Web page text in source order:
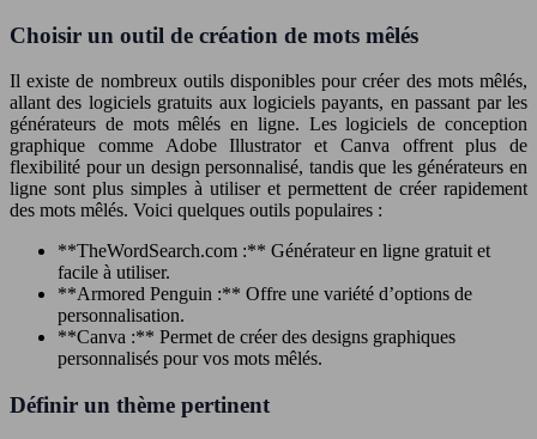
Choisir un outil de création de mots mêlés
Il existe de nombreux outils disponibles pour créer des mots mêlés,
allant des logiciels gratuits aux logiciels payants, en passant par les
générateurs de mots mêlés en ligne. Les logiciels de conception
graphique comme Adobe Illustrator et Canva offrent plus de
flexibilité pour un design personnalisé, tandis que les générateurs en
ligne sont plus simples à utiliser et permettent de créer rapidement
des mots mêlés. Voici quelques outils populaires :
**TheWordSearch.com :** Générateur en ligne gratuit et
facile à utiliser.
**Armored Penguin :** Offre une variété d’options de
personnalisation.
**Canva :** Permet de créer des designs graphiques
personnalisés pour vos mots mêlés.
Définir un thème pertinent